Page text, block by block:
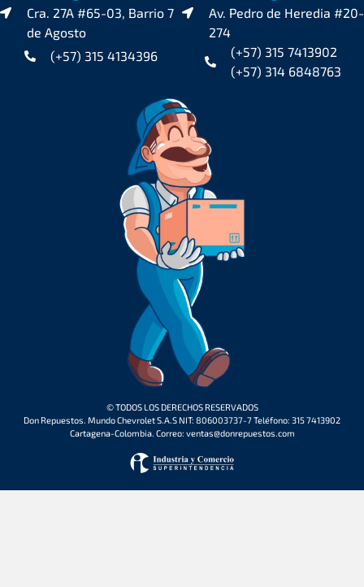
Cra. 27A #65-03, Barrio 7
de Agosto
(+57) 315 4134396
Av. Pedro de Heredia #20-
274
(+57) 315 7413902
(+57) 314 6848763
© TODOS LOS DERECHOS RESERVADOS
Don Repuestos. Mundo Chevrolet S.A.S NIT: 806003737-7 Teléfono: 315 7413902
Cartagena-Colombia. Correo: ventas@donrepuestos.com